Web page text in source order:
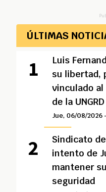
ÚLTIMAS
Luis
su libertad,
vinculado
de la UNGRD
Jue, 06/08/2026
Sindicato
intento de
mantener
seguridad